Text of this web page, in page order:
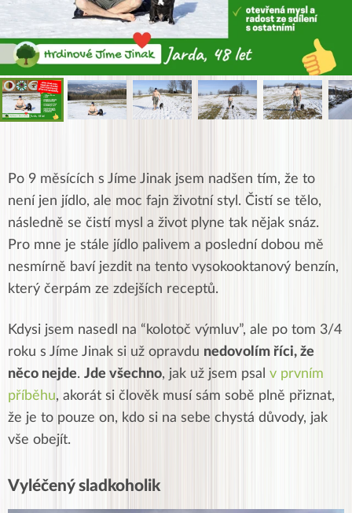
Po 9 měsících s Jíme Jinak jsem nadšen tím, že to
není jen jídlo, ale moc fajn životní styl. Čistí se tělo,
následně se čistí mysl a život plyne tak nějak snáz.
Pro mne je stále jídlo palivem a poslední dobou mě
nesmírně baví jezdit na tento vysokooktanový benzín,
který čerpám ze zdejších receptů.
Kdysi jsem nasedl na “kolotoč výmluv”, ale po tom 3/4
roku s Jíme Jinak si už opravdu nedovolím říci, že
něco nejde. Jde všechno, jak už jsem psal v prvním
příběhu, akorát si člověk musí sám sobě plně přiznat,
že je to pouze on, kdo si na sebe chystá důvody, jak
vše obejít.
Vyléčený sladkoholik